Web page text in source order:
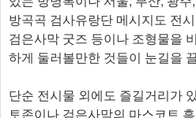
방곡곡 검사유랑단 메시지도 전
검은사막 굿즈 등이나 조형물을
하게 둘러볼만한 것들이 눈길을
단순 전시물 외에도 즐길거리가
토존이나 검은사막의 마스코트